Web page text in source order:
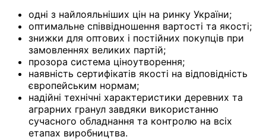
одні з найлояльніших цін на ринку України;
оптимальне співвідношення вартості та якості;
знижки для оптових і постійних покупців при
замовленнях великих партій;
прозора система ціноутворення;
наявність сертифікатів якості на відповідність
європейським нормам;
надійні технічні характеристики деревних та
аграрних гранул завдяки використанню
сучасного обладнання та контролю на всіх
етапах виробництва.